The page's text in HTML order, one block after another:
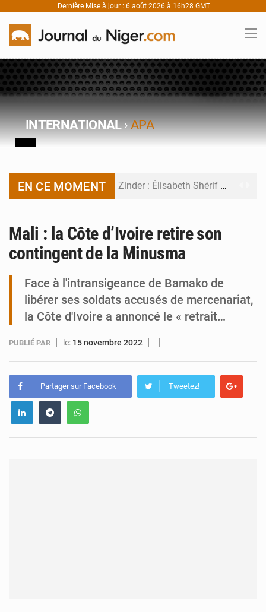
Dernière Mise à jour : 6 août 2026 à 16h28 GMT
INTERNATIONAL›APA
EN CE MOMENT Zinder : Élisabeth Shérif visite l’école Birni Garçon
Niger : Bilan à mi-parcours du Programme de Refondation
Tibiri : le dialogue, nouveau terrain de jeu pour la paix
Mali : la Côte d’Ivoire retire son
contingent de la Minusma
Face à l'intransigeance de Bamako de
libérer ses soldats accusés de mercenariat,
la Côte d'Ivoire a annoncé le « retrait…
PUBLIÉ PAR le: 15 novembre 2022
Partager sur Facebook Tweetez!